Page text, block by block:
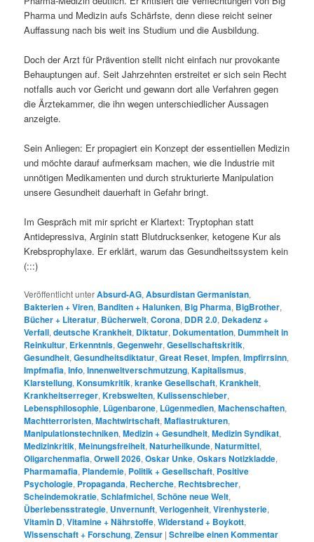
Pharma und Medizin aufs Schärfste, denn diese reicht seiner
Auffassung nach bis weit ins Studium und die Ausbildung.
Doch der Arzt für Prävention stellt nicht einfach nur provokante
Behauptungen auf. Seit Jahrzehnten erstreitet er sich sein Recht
notfalls auch vor Gericht und gewann dort alle Verfahren gegen
die Ärztekammer, die ihn wegen unterschiedlicher Aussagen
anzeigte.
Sein Anliegen: Er propagiert ein Konzept der essentiellen Medizin
und möchte darauf aufmerksam machen, wie die Industrie mit
unnötigen Medikamenten und durch strukturierte Manipulation
unsere Gesundheit dauerhaft in Gefahr bringt.
Im Gespräch mit mir spricht er Klartext: Tryptophan statt
Antidepressiva, Arginin statt Blutdrucksenker, ketogene Kur als
Krebsprophylaxe. Er erklärt, warum das Gesundheitssystem kein
(:::)
Veröffentlicht unterAbsurd-AG,Absurdistan Germanistan,
Bakterien + Viren, Banditen + Halunken, Big Pharma, BigBrother,
Bücher + Literatur, Bücherwelt,Corona, DDR 2.0, Dekadenz +
Verfall,deutsche Krankheit, Diktatur, Dokumentation, Dummheit in
Reinkultur, Erkenntnis,Gegenwehr,Gesellschaftskritik,
Gesundheit,Gesundheitsdiktatur,Great Reset,Impfen,Impfirrsinn,
Impfmafia,Info,Innenweltverschmutzung,Kapitalismus,
Klarstellung,Konsumkritik,kranke Gesellschaft,Krankheit,
Krankheitserreger,Krebswelten,Kulissenschieber,
Lebensphilosophie, Lügenbarone, Lügenmedien,Machenschaften,
Machtterroristen,Machtwirtschaft,Mafiastrukturen,
Manipulationstechniken,Medizin + Gesundheit,Medizin Syndikat,
Medizinkritik,Meinungsfreiheit,Naturheilkunde,Naturmittel,
Oligarchenmafia,Orwell 2026,Oskar Unke,Oskars Notizkladde,
Pharmamafia, Plandemie, Politik + Gesellschaft, Positive
Psychologie, Propaganda, Recherche, Rechtsbrecher,
Scheindemokratie,Schlafmichel,Schöne neue Welt,
Überlebensstrategie, Unvernunft,Verlogenheit,Virenhysterie,
Vitamin D,Vitamine + Nährstoffe,Widerstand + Boykott,
Wissenschaft + Forschung,Zensur |Schreibe einen Kommentar